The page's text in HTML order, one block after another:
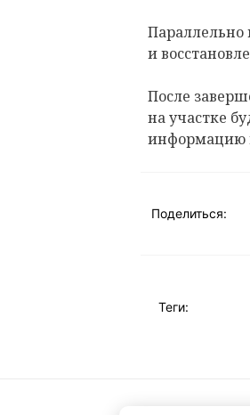
Параллельно
и
После
на участке
информацию
Поделиться:
Теги: